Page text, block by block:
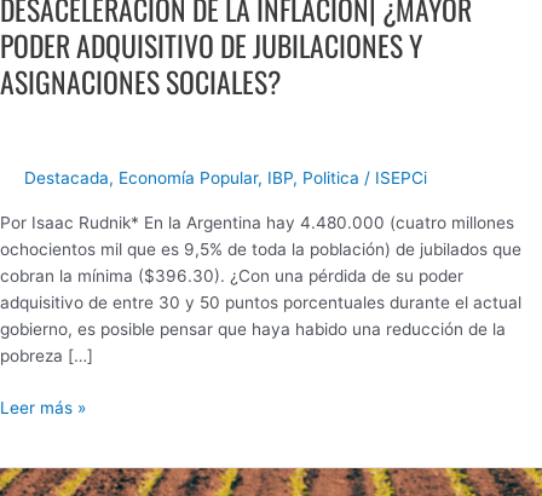
DESACELERACIÓN DE LA INFLACIÓN| ¿MAYOR
PODER ADQUISITIVO DE JUBILACIONES Y
ASIGNACIONES SOCIALES?
Destacada, Economía Popular, IBP, Politica / ISEPCi
Por Isaac Rudnik* En la Argentina hay 4.480.000 (cuatro millones
ochocientos mil que es 9,5% de toda la población) de jubilados que
cobran la mínima ($396.30). ¿Con una pérdida de su poder
adquisitivo de entre 30 y 50 puntos porcentuales durante el actual
gobierno, es posible pensar que haya habido una reducción de la
pobreza […]
Leer más »
Eliminación